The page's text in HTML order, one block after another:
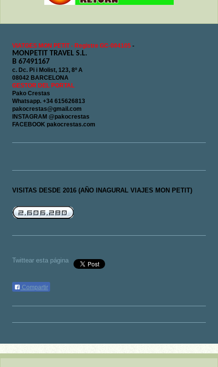
VIATGES MON PETIT - Registre GC-004105 -
MONPETIT TRAVEL S.L.
B 67491167
c. Dc. Pi i Molist, 123, 8º A
08042 BARCELONA
GESTOR DEL PORTAL
Pako Crestas
Whatsapp. +34 615626813
pakocrestas@gmail.com
INSTAGRAM @pakocrestas
FACEBOOK pakocrestas.com
VISITAS DESDE 2016 (AÑO INAGURAL VIAJES MON PETIT)
Twittear esta página
Compartir